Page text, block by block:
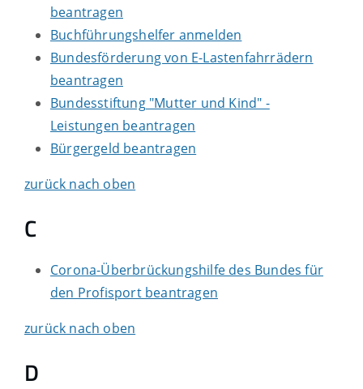
beantragen
Buchführungshelfer anmelden
Bundesförderung von E-Lastenfahrrädern
beantragen
Bundesstiftung "Mutter und Kind" -
Leistungen beantragen
Bürgergeld beantragen
zurück nach oben
C
Corona-Überbrückungshilfe des Bundes für
den Profisport beantragen
zurück nach oben
D